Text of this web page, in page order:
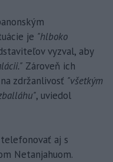
je "hlboko
vyzval, aby
Zároveň ich
zdržanlivosť "všetkým
, uviedol
aj s
Netanjahuom.